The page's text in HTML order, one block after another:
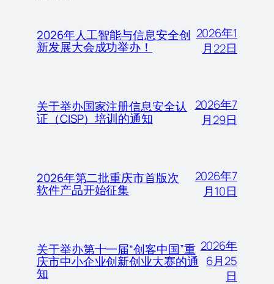
2026年人工智能与信息安全创
新发展大会成功举办！
2026年1
月22日
关于举办国家注册信息安全认
证（CISP）培训的通知
2026年7
月29日
2026年第二批重庆市首版次
软件产品开始征集
2026年7
月10日
关于举办第十一届“创客中国”重
庆市中小企业创新创业大赛的通
知
2026年
6月25
日